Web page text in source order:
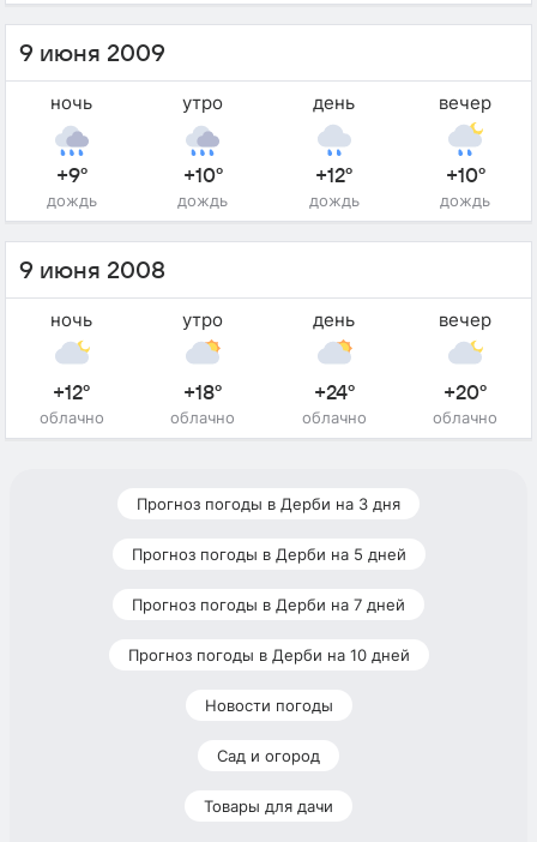
9 июня 2009
ночь
+9°
дождь
утро
+10°
дождь
день
+12°
дождь
вечер
+10°
дождь
9 июня 2008
ночь
+12°
облачно
утро
+18°
облачно
день
+24°
облачно
вечер
+20°
облачно
Прогноз погоды в Дерби на 3 дня
Прогноз погоды в Дерби на 5 дней
Прогноз погоды в Дерби на 7 дней
Прогноз погоды в Дерби на 10 дней
Новости погоды
Сад и огород
Товары для дачи